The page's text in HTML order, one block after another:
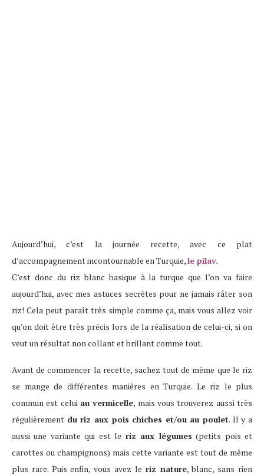
Aujourd’hui, c’est la journée recette, avec ce plat
d’accompagnement incontournable en Turquie,le pilav.
C’est donc du riz blanc basique à la turque que l’on va faire
aujourd’hui, avec mes astuces secrètes pour ne jamais râter son
riz! Cela peut paraît très simple comme ça, mais vous allez voir
qu’on doit être très précis lors de la réalisation de celui-ci, si on
veut un résultat non collant et brillant comme tout.
Avant de commencer la recette, sachez tout de même que le riz
se mange de différentes manières en Turquie. Le riz le plus
commun est celui au vermicelle, mais vous trouverez aussi très
régulièrement du riz aux pois chiches et/ou au poulet. Il y a
aussi une variante qui est le riz aux légumes (petits pois et
carottes ou champignons) mais cette variante est tout de même
plus rare. Puis enfin, vous avez le riz nature, blanc, sans rien